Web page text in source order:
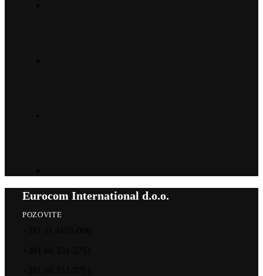
Eurocom International d.o.o.
POZOVITE